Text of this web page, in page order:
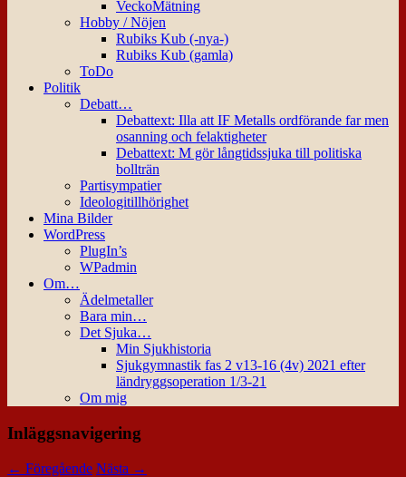
VeckoMätning
Hobby / Nöjen
Rubiks Kub (-nya-)
Rubiks Kub (gamla)
ToDo
Politik
Debatt…
Debattext: Illa att IF Metalls ordförande far men
osanning och felaktigheter
Debattext: M gör långtidssjuka till politiska
bollträn
Partisympatier
Ideologitillhörighet
Mina Bilder
WordPress
PlugIn’s
WPadmin
Om…
Ädelmetaller
Bara min…
Det Sjuka…
Min Sjukhistoria
Sjukgymnastik fas 2 v13-16 (4v) 2021 efter
ländryggsoperation 1/3-21
Om mig
Inläggsnavigering
← Föregående Nästa →